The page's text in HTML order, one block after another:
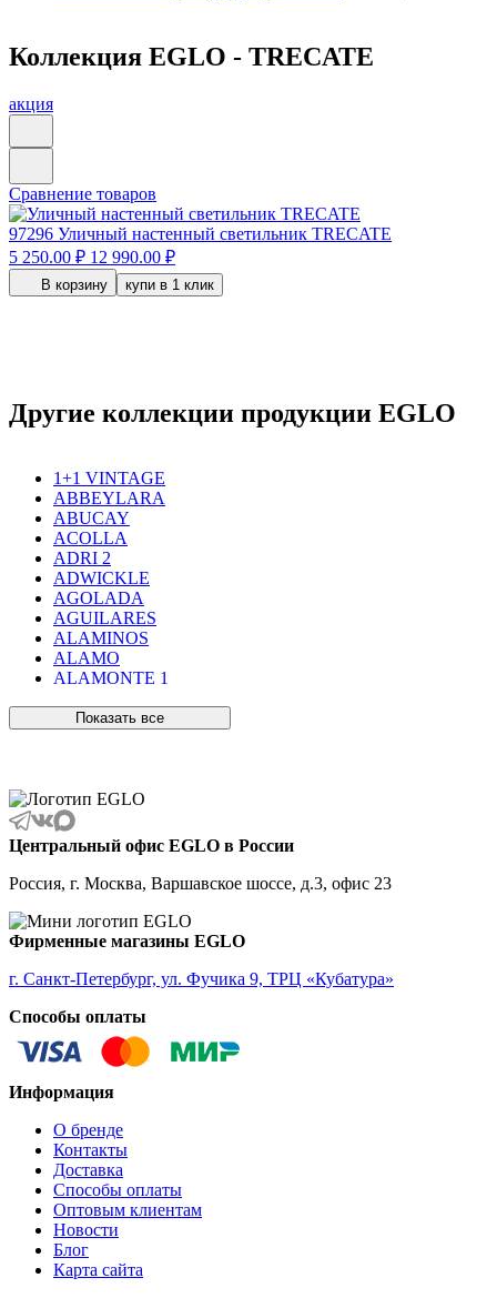
Коллекция EGLO - TRECATE
акция
Сравнение товаров
97296 Уличный настенный светильник TRECATE
5 250.00 ₽ 12 990.00 ₽
В корзину купи в 1 клик
Другие коллекции продукции EGLO
1+1 VINTAGE
ABBEYLARA
ABUCAY
ACOLLA
ADRI 2
ADWICKLE
AGOLADA
AGUILARES
ALAMINOS
ALAMO
ALAMONTE 1
ALBARACCIN
ALCUDIA
ALDERNEY
ALMANZORA
ALMEIDA
ALMEIDA 2
ALMONTE
ALMUDAINA
ALOBRASE
ALSAGER
ALVEZ
AMADORA
AMAKUSA
AMBATOBE
AMBONDRONA
AMBORIALA
AMEZAGA
AMOATSY
AMPITABE
AMSFIELD 1
ANDASIBE
ANJABE
Показать все
Центральный офис EGLO в России
Россия, г. Москва, Варшавское шоссе, д.3, офис 23
Фирменные магазины EGLO
г. Санкт-Петербург, ул. Фучика 9, ТРЦ «Кубатура»
Способы оплаты
Информация
О бренде
Контакты
Доставка
Способы оплаты
Оптовым клиентам
Новости
Блог
Карта сайта